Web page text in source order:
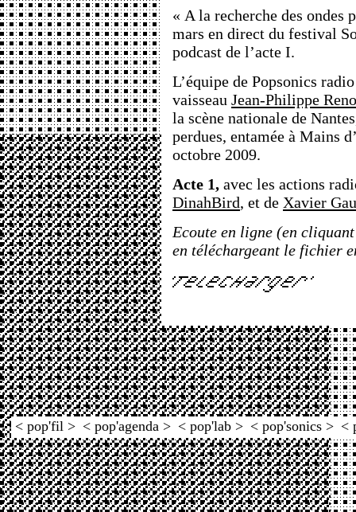
« A la recherche des ondes
mars en direct du festival
podcast de l’acte I.
L’équipe de Popsonics
vaisseau Jean-Philippe
la scène nationale de
perdues, entamée à Mains
octobre 2009.
Acte 1, avec les actions
DinahBird, et de Xavier
Ecoute en ligne (en
en téléchargeant le fichier
< pop'fil > < pop'agenda > < pop'lab > < pop'sonics > <